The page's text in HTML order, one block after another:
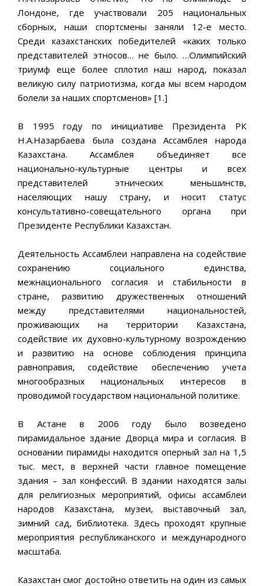
Лондоне, где участвовали 205 национальных
сборных, наши спортсмены заняли 12-е место.
Среди казахстанских победителей «каких только
представителей этносов… не было. …Олимпийский
триумф еще более сплотил наш народ, показал
великую силу патриотизма, когда мы всем народом
болели за наших спортсменов» [1.]
В 1995 году по инициативе Президента РК
Н.А.Назарбаева была создана Ассамблея народа
Казахстана. Ассамблея объединяет все
национально-культурные центры и всех
представителей этнических меньшинств,
населяющих нашу страну, и носит статус
консультативно-совещательного органа при
Президенте Республики Казахстан.
Деятельность Ассамблеи направлена на содействие
сохранению социального единства,
межнационального согласия и стабильности в
стране, развитию дружественных отношений
между представителями национальностей,
проживающих на территории Казахстана,
содействие их духовно-культурному возрождению
и развитию на основе соблюдения принципа
равноправия, содействие обеспечению учета
многообразных национальных интересов в
проводимой государством национальной политике.
В Астане в 2006 году было возведено
пирамидальное здание Дворца мира и согласия. В
основании пирамиды находится оперный зал на 1,5
тыс. мест, в верхней части главное помещение
здания – зал конфессий. В здании находятся залы
для религиозных мероприятий, офисы ассамблеи
народов Казахстана, музеи, выставочный зал,
зимний сад, библиотека. Здесь проходят крупные
мероприятия республиканского и международного
масштаба.
Казахстан смог достойно ответить на один из самых